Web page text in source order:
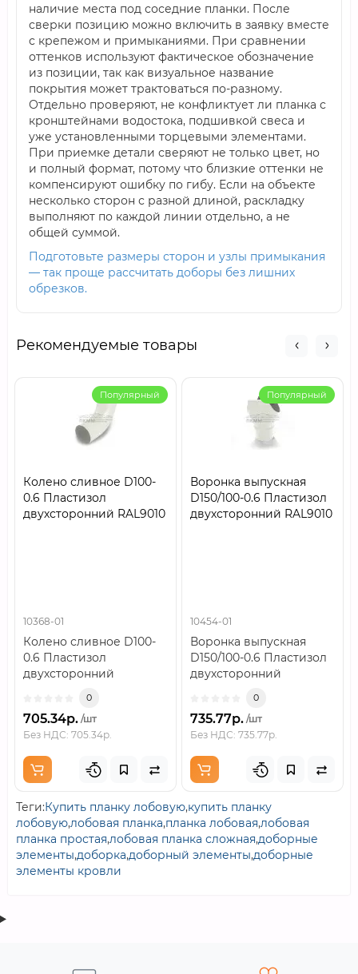
наличие места под соседние планки. После
сверки позицию можно включить в заявку вместе
с крепежом и примыканиями. При сравнении
оттенков используют фактическое обозначение
из позиции, так как визуальное название
покрытия может трактоваться по-разному.
Отдельно проверяют, не конфликтует ли планка с
кронштейнами водостока, подшивкой свеса и
уже установленными торцевыми элементами.
При приемке детали сверяют не только цвет, но
и полный формат, потому что близкие оттенки не
компенсируют ошибку по гибу. Если на объекте
несколько сторон с разной длиной, раскладку
выполняют по каждой линии отдельно, а не
общей суммой.
Подготовьте размеры сторон и узлы примыкания
— так проще рассчитать доборы без лишних
обрезков.
Рекомендуемые товары
Популярный
Колено сливное D100-
0.6 Пластизол
двухсторонний RAL9010
10368-01
Колено сливное D100-
0.6 Пластизол
двухсторонний
0
705.34р. /шт
Без НДС: 705.34р.
Популярный
Воронка выпускная
D150/100-0.6 Пластизол
двухсторонний RAL9010
10454-01
Воронка выпускная
D150/100-0.6 Пластизол
двухсторонний
0
735.77р. /шт
Без НДС: 735.77р.
Теги:Купить планку лобовую,купить планку
лобовую,лобовая планка,планка лобовая,лобовая
планка простая,лобовая планка сложная,доборные
элементы,доборка,доборный элементы,доборные
элементы кровли